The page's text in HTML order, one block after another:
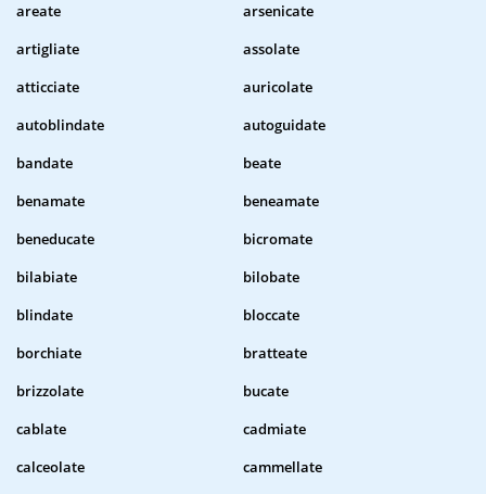
areate
arsenicate
artigliate
assolate
atticciate
auricolate
autoblindate
autoguidate
bandate
beate
benamate
beneamate
beneducate
bicromate
bilabiate
bilobate
blindate
bloccate
borchiate
bratteate
brizzolate
bucate
cablate
cadmiate
calceolate
cammellate